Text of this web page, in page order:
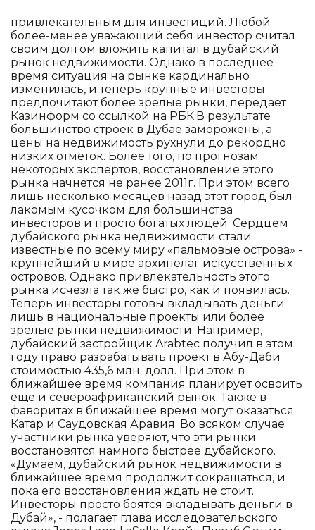
привлекательным для инвестиций. Любой
более-менее уважающий себя инвестор считал
своим долгом вложить капитал в дубайский
рынок недвижимости. Однако в последнее
время ситуация на рынке кардинально
изменилась, и теперь крупные инвесторы
предпочитают более зрелые рынки, передает
Казинформ со ссылкой на РБК.В результате
большинство строек в Дубае заморожены, а
цены на недвижимость рухнули до рекордно
низких отметок. Более того, по прогнозам
некоторых экспертов, восстановление этого
рынка начнется не ранее 2011г. При этом всего
лишь несколько месяцев назад этот город был
лакомым кусочком для большинства
инвесторов и просто богатых людей. Сердцем
дубайского рынка недвижимости стали
известные по всему миру «пальмовые острова» -
крупнейший в мире архипелаг искусственных
островов. Однако привлекательность этого
рынка исчезла так же быстро, как и появилась.
Теперь инвесторы готовы вкладывать деньги
лишь в национальные проекты или более
зрелые рынки недвижимости. Например,
дубайский застройщик Arabtec получил в этом
году право разрабатывать проект в Абу-Даби
стоимостью 435,6 млн. долл. При этом в
ближайшее время компания планирует освоить
еще и североафриканский рынок. Также в
фаворитах в ближайшее время могут оказаться
Катар и Саудовская Аравия. Во всяком случае
участники рынка уверяют, что эти рынки
восстановятся намного быстрее дубайского.
«Думаем, дубайский рынок недвижимости в
ближайшее время продолжит сокращаться, и
пока его восстановления ждать не стоит.
Инвесторы просто боятся вкладывать деньги в
Дубай», - полагает глава исследовательского